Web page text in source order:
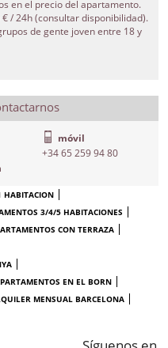
en el precio del apartamento.
/ 24h (consultar disponibilidad).
de gente joven entre 18 y
móvil
+34 65 259 94 80
HABITACION
3/4/5 HABITACIONES
CON TERRAZA
EN EL BORN
MENSUAL BARCELONA